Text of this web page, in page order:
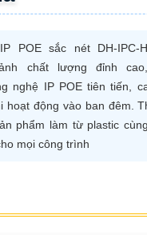
POE sắc nét DH-IPC-
chất lượng đỉnh
nghệ IP POE tiên tiến,
hoạt động vào ban đêm.
phẩm làm từ plastic
mọi công trình